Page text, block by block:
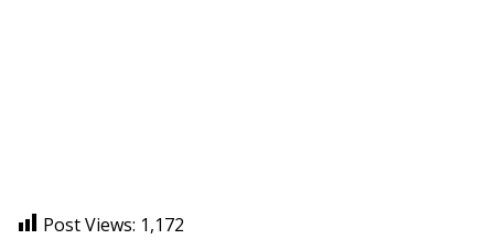
Post Views: 1,172